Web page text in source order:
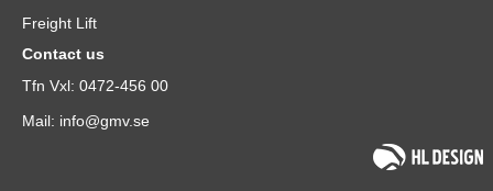
Freight Lift
Contact us
Tfn Vxl: 0472-456 00
Mail: info@gmv.se